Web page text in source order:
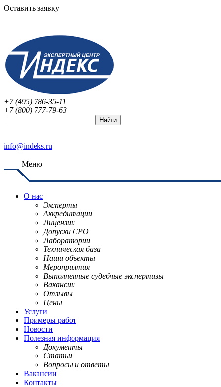
Оставить заявку
+7 (495) 786-35-11
+7 (800) 777-79-63
info@indeks.ru
Меню
О нас
Эксперты
Аккредитации
Лицензии
Допуски СРО
Лаборатории
Техническая база
Наши объекты
Мероприятия
Выполненные судебные экспертизы
Вакансии
Отзывы
Цены
Услуги
Примеры работ
Новости
Полезная информация
Документы
Статьи
Вопросы и ответы
Вакансии
Контакты